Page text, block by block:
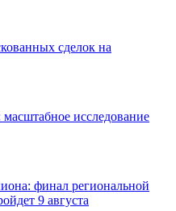
сделок на
исследование
финал региональной
9 августа